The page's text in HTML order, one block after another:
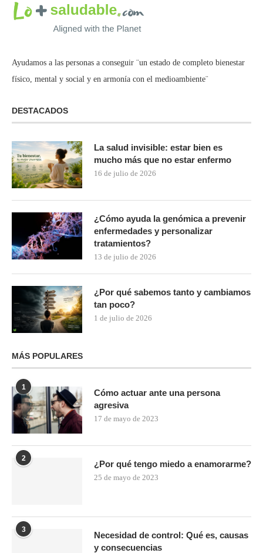
Ayudamos a las personas a conseguir ¨un estado de completo bienestar
físico, mental y social y en armonía con el medioambiente¨
DESTACADOS
La salud invisible: estar bien es
mucho más que no estar enfermo
16 de julio de 2026
¿Cómo ayuda la genómica a prevenir
enfermedades y personalizar
tratamientos?
13 de julio de 2026
¿Por qué sabemos tanto y cambiamos
tan poco?
1 de julio de 2026
MÁS POPULARES
1
Cómo actuar ante una persona
agresiva
17 de mayo de 2023
2
¿Por qué tengo miedo a enamorarme?
25 de mayo de 2023
3
Necesidad de control: Qué es, causas
y consecuencias